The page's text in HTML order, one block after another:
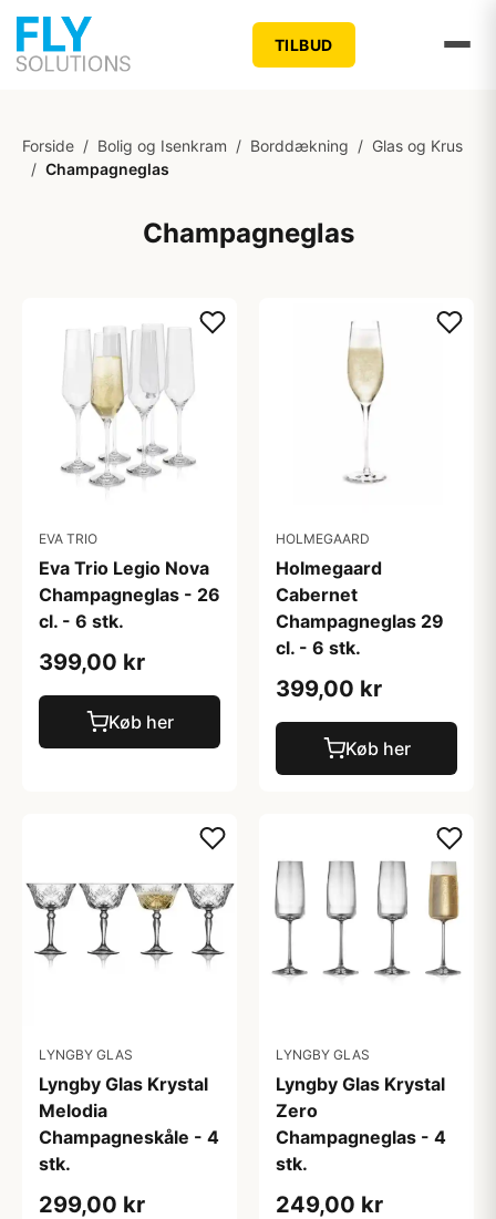
TILBUD
Forside / Bolig og Isenkram / Borddækning / Glas og Krus
/ Champagneglas
Champagneglas
EVA TRIO
Eva Trio Legio Nova
Champagneglas - 26
cl. - 6 stk.
399,00 kr
Køb her
HOLMEGAARD
Holmegaard
Cabernet
Champagneglas 29
cl. - 6 stk.
399,00 kr
Køb her
LYNGBY GLAS
Lyngby Glas Krystal
Melodia
Champagneskåle - 4
stk.
299,00 kr
LYNGBY GLAS
Lyngby Glas Krystal
Zero
Champagneglas - 4
stk.
249,00 kr